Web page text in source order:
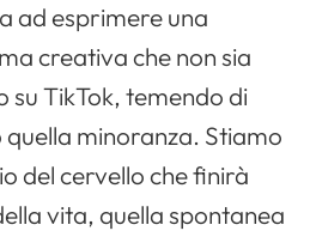
ad esprimere una
creativa che non sia
su TikTok, temendo di
minoranza. Stiamo
del cervello che finirà
vita, quella spontanea